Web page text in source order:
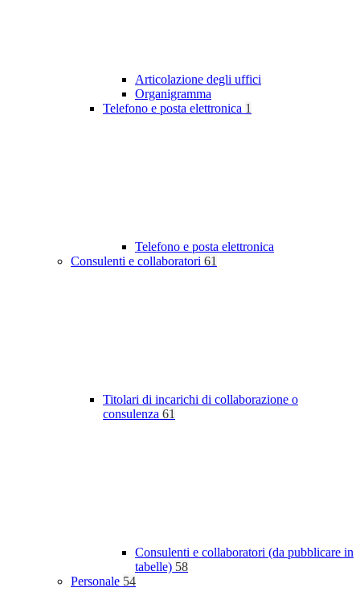
Articolazione degli uffici
Organigramma
Telefono e posta elettronica 1
Telefono e posta elettronica
Consulenti e collaboratori 61
Titolari di incarichi di collaborazione o
consulenza 61
Consulenti e collaboratori (da pubblicare in
tabelle) 58
Personale 54